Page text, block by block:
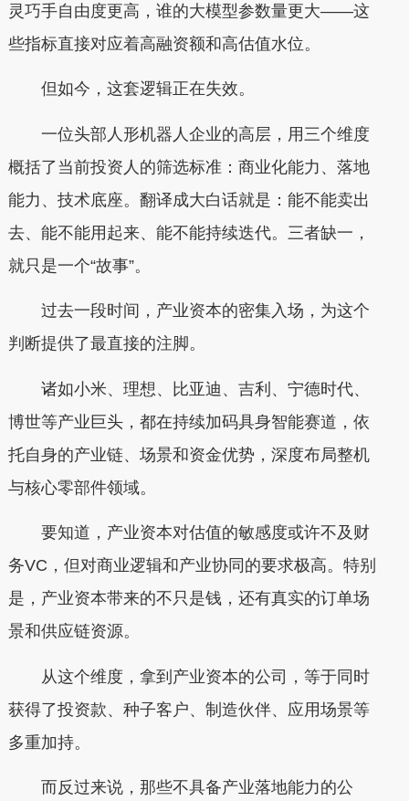
灵巧手自由度更高，谁的大模型参数量更大——这
些指标直接对应着高融资额和高估值水位。
但如今，这套逻辑正在失效。
一位头部人形机器人企业的高层，用三个维度
概括了当前投资人的筛选标准：商业化能力、落地
能力、技术底座。翻译成大白话就是：能不能卖出
去、能不能用起来、能不能持续迭代。三者缺一，
就只是一个“故事”。
过去一段时间，产业资本的密集入场，为这个
判断提供了最直接的注脚。
诸如小米、理想、比亚迪、吉利、宁德时代、
博世等产业巨头，都在持续加码具身智能赛道，依
托自身的产业链、场景和资金优势，深度布局整机
与核心零部件领域。
要知道，产业资本对估值的敏感度或许不及财
务VC，但对商业逻辑和产业协同的要求极高。特别
是，产业资本带来的不只是钱，还有真实的订单场
景和供应链资源。
从这个维度，拿到产业资本的公司，等于同时
获得了投资款、种子客户、制造伙伴、应用场景等
多重加持。
而反过来说，那些不具备产业落地能力的公